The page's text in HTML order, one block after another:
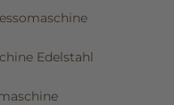
Edelstahl